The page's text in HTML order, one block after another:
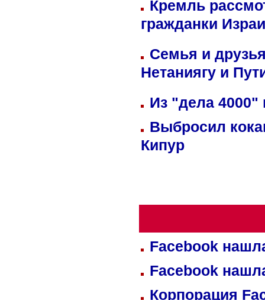
Кремль
гражданки
Семья и
Нетаниягу и
Из "дела 4000"
Выбросил
Кипур
Facebook
Facebook
Корпорация